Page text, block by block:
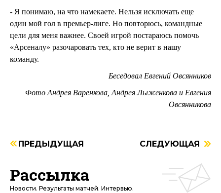
- Я понимаю, на что намекаете. Нельзя исключать еще
один мой гол в премьер-лиге. Но повторюсь, командные
цели для меня важнее. Своей игрой постараюсь помочь
«Арсеналу» разочаровать тех, кто не верит в нашу
команду.
Беседовал Евгений Овсянников
Фото Андрея Варенкова, Андрея Лыженкова и Евгения
Овсянникова
ПРЕДЫДУЩАЯ СЛЕДУЮЩАЯ
Рассылка
Новости. Результаты матчей. Интервью.